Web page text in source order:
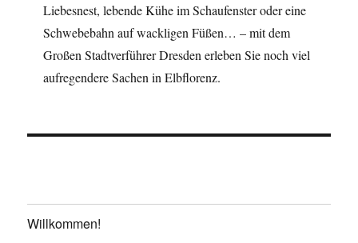
Liebesnest, lebende Kühe im Schaufenster oder eine
Schwebebahn auf wackligen Füßen… – mit dem
Großen Stadtverführer Dresden erleben Sie noch viel
aufregendere Sachen in Elbflorenz.
Willkommen!